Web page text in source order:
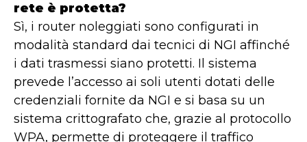
rete è protetta?
Sì, i router noleggiati sono configurati in
modalità standard dai tecnici di NGI affinché
i dati trasmessi siano protetti. Il sistema
prevede l’accesso ai soli utenti dotati delle
credenziali fornite da NGI e si basa su un
sistema crittografato che, grazie al protocollo
WPA, permette di proteggere il traffico